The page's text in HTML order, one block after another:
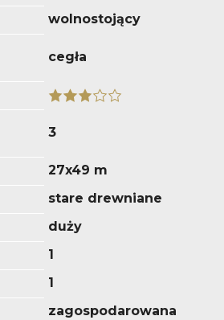
wolnostojący
cegła
3
27x49 m
stare drewniane
duży
1
1
zagospodarowana